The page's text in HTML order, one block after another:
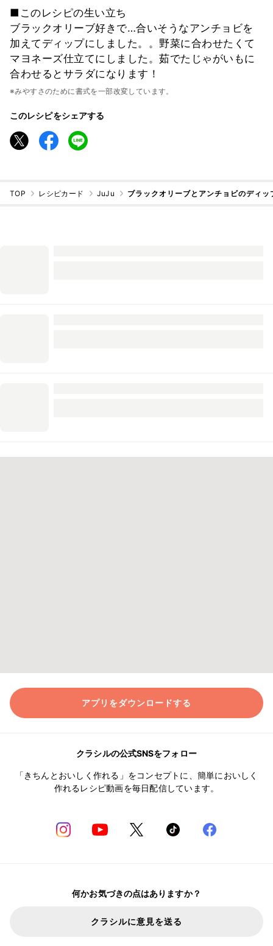
■このレシピの生い立ち
ブラックオリーブ好きで…合いそうなアンチョビを
加えてディップにしました。。野菜に合わせたくて
マヨネーズ仕立てにしました。茹でたじゃがいもに
合わせるとサラダになります！
※みやすさのために書式を一部改変しています。
このレシピをシェアする
TOP レシピカード JuJu ブラックオリーブとアンチョビのディッ
アプリをダウンロードする
クラシルの公式SNSをフォロー
「きちんとおいしく作れる」をコンセプトに、簡単においしく
作れるレシピ動画を毎日配信しています。
何かお気づきの点はありますか？
クラシルに意見を送る